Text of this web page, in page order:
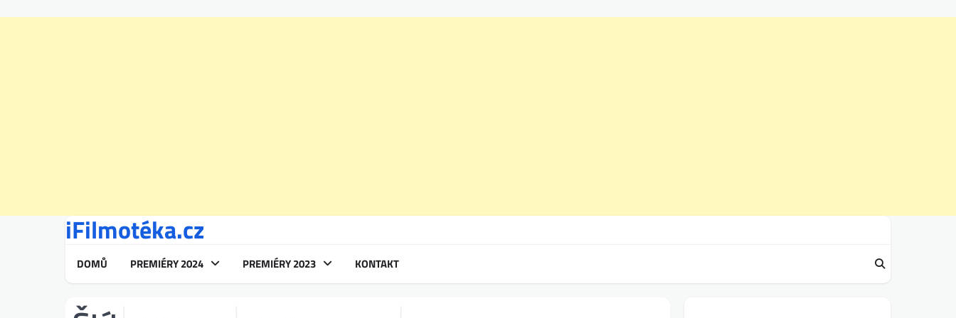
iFilmotéka.cz
DOMŮ PREMIÉRY 2024 PREMIÉRY 2023 KONTAKT